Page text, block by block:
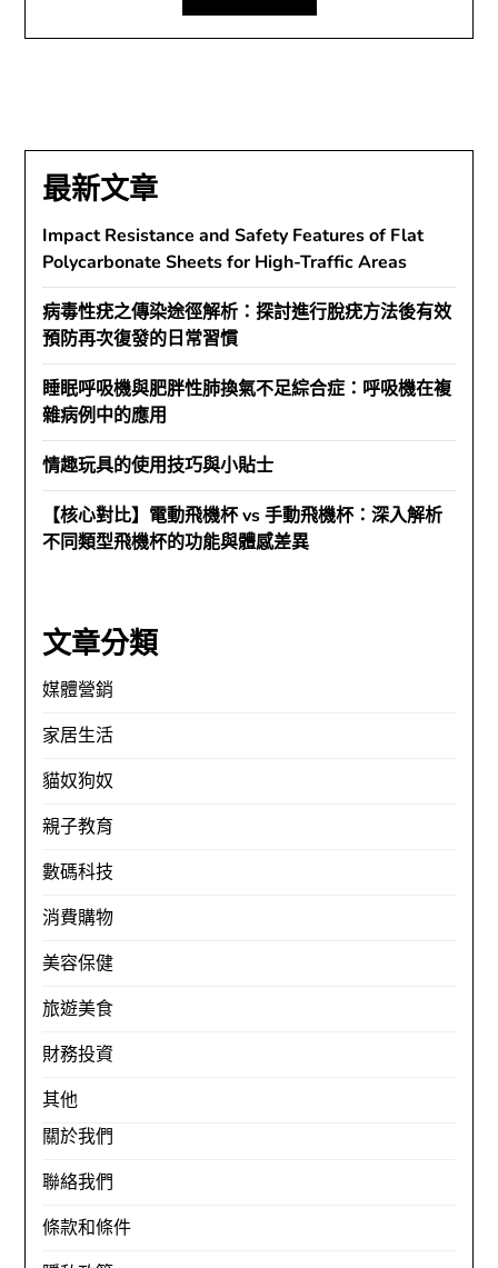
最新文章
Impact Resistance and Safety Features of Flat
Polycarbonate Sheets for High-Traffic Areas
病毒性疣之傳染途徑解析：探討進行脫疣方法後有效
預防再次復發的日常習慣
睡眠呼吸機與肥胖性肺換氣不足綜合症：呼吸機在複
雜病例中的應用
情趣玩具的使用技巧與小貼士
【核心對比】電動飛機杯 vs 手動飛機杯：深入解析
不同類型飛機杯的功能與體感差異
文章分類
媒體營銷
家居生活
貓奴狗奴
親子教育
數碼科技
消費購物
美容保健
旅遊美食
財務投資
其他
關於我們
聯絡我們
條款和條件